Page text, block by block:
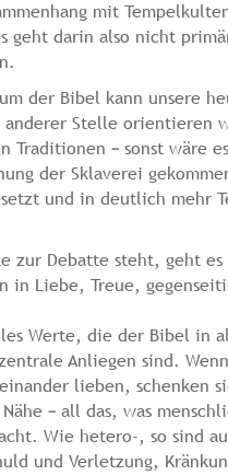
mit
geht darin also nicht
der Bibel kann unsere
Stelle orientieren
– sonst wäre
der Sklaverei
und in deutlich mehr
zur Debatte steht, geht
in Liebe, Treue,
Werte, die der Bibel in
Anliegen sind.
lieben, schenken
– all das, was
Wie hetero-, so sind
und Verletzung,